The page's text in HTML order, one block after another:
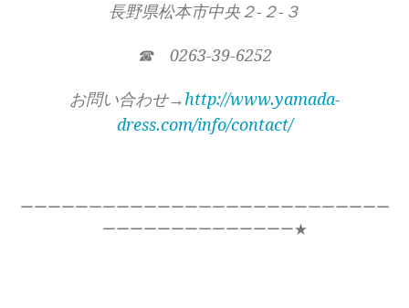
長野県松本市中央２-２-３
☎ 0263-39-6252
お問い合わせ→http://www.yamada-
dress.com/info/contact/
ーーーーーーーーーーーーーーーーーーーーーーーーーーー
ーーーーーーーーーーーーーー★